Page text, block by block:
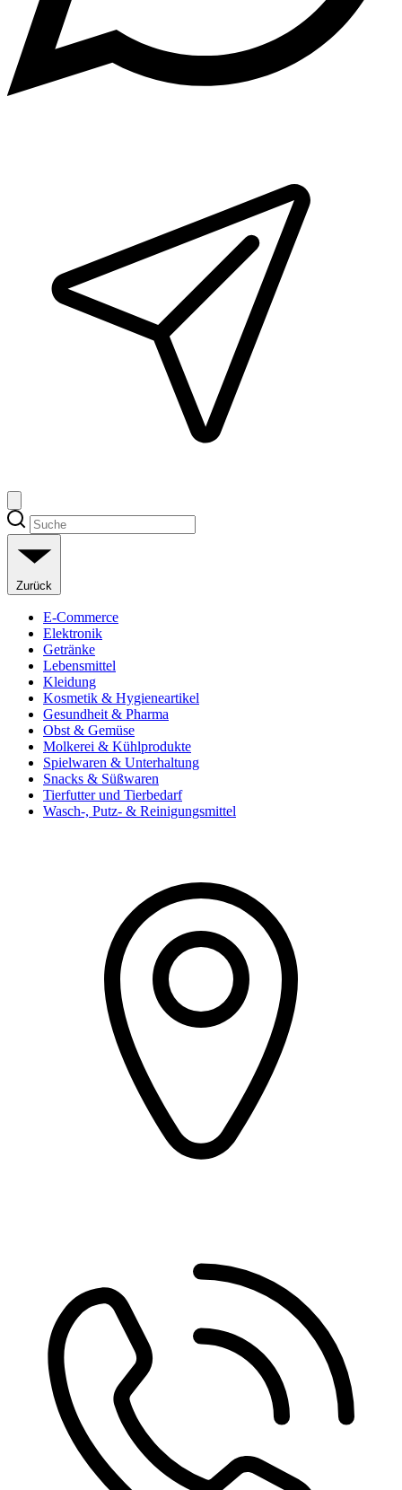
Zurück
E-Commerce
Elektronik
Getränke
Lebensmittel
Kleidung
Kosmetik & Hygieneartikel
Gesundheit & Pharma
Obst & Gemüse
Molkerei & Kühlprodukte
Spielwaren & Unterhaltung
Snacks & Süßwaren
Tierfutter und Tierbedarf
Wasch-, Putz- & Reinigungsmittel